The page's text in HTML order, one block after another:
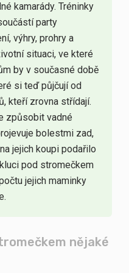
kamarády. Tréninky
party
výhry, prohry a
situaci, ve které
by v současné době
si teď půjčují od
kteří zrovna střídají.
způsobit vadné
bolestmi zad,
jejich koupi podařilo
pod stromečkem
jejich maminky
nějaké